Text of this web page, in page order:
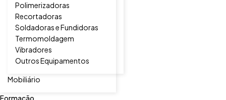
Polimerizadoras
Recortadoras
Soldadoras e Fundidoras
Termomoldagem
Vibradores
Outros Equipamentos
Mobiliário
Formação